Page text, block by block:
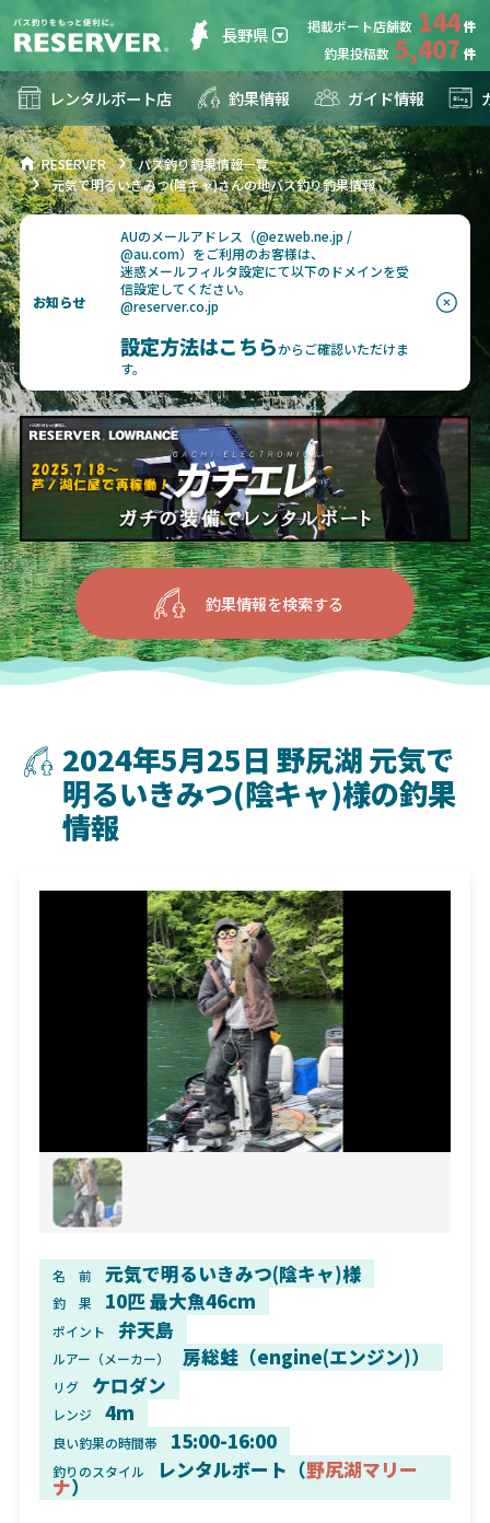
長野県 掲載ボート店舗数 144
釣果投稿数 5,407
レンタルボート店 釣果情報 ガイド情報
RESERVER
バス釣り釣果情報一覧
元気で明るいきみつ(陰キャ)さんの地バス釣り釣果情報
お知らせ
AUのメールアドレス（@ezweb.ne.jp /
@au.com）をご利用のお客様は、
迷惑メールフィルタ設定にて以下のドメインを受
信設定してください。
@reserver.co.jp
設定方法はこちらからご確認いただけま
す。
釣果情報を検索する
2024年5月25日 野尻湖 元気で
明るいきみつ(陰キャ)様の釣果
情報
名 前 元気で明るいきみつ(陰キャ)様
釣 果 10匹 最大魚46cm
ポイント 弁天島
ルアー（メーカー） 房総蛙（engine(エンジン)）
リグ ケロダン
レンジ 4m
良い釣果の時間帯 15:00-16:00
釣りのスタイル レンタルボート（野尻湖マリー
ナ）